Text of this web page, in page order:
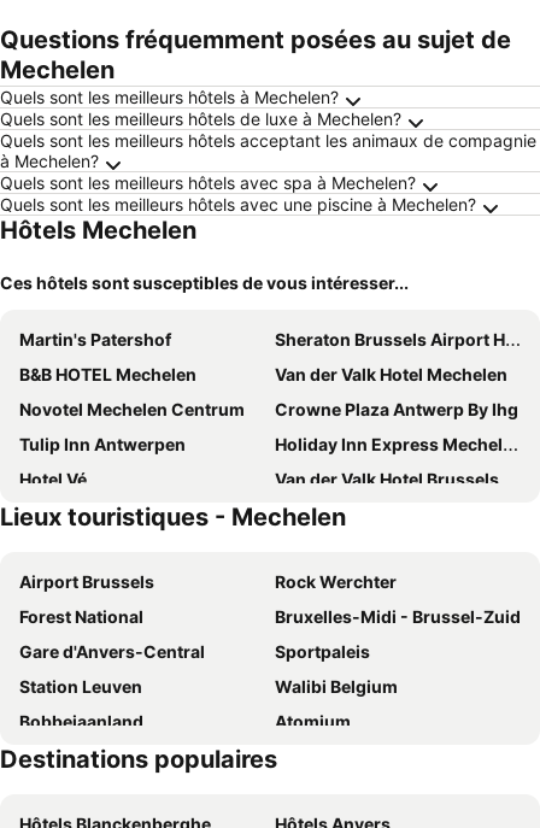
Questions fréquemment posées au sujet de
Mechelen
Quels sont les meilleurs hôtels à Mechelen?
Quels sont les meilleurs hôtels de luxe à Mechelen?
Quels sont les meilleurs hôtels acceptant les animaux de compagnie
à Mechelen?
Quels sont les meilleurs hôtels avec spa à Mechelen?
Quels sont les meilleurs hôtels avec une piscine à Mechelen?
Hôtels Mechelen
Ces hôtels sont susceptibles de vous intéresser...
Martin's Patershof
Sheraton Brussels Airport Hotel
B&B HOTEL Mechelen
Van der Valk Hotel Mechelen
Novotel Mechelen Centrum
Crowne Plaza Antwerp By Ihg
Tulip Inn Antwerpen
Holiday Inn Express Mechelen City Centre By Ihg
Hotel Vé
Van der Valk Hotel Brussels Airport
Hotel Elisabeth
Campanile Hotel Brussel / Bruxelles - Vilvoorde
NH Brussels Airport
NH Mechelen
Axis Hotel
Novotel Brussels Airport
ibis budget Brussels Airport
Mercure Antwerp City South
Pentahotel Brussels Airport
Hilton Garden Inn Brussels Airport
Greet Brussels Airport Zaventem
B&B HOTEL Brussels Airport
Holiday Inn Express Brussels - Airport by IHG
3 Paardekens - City Centre Hotel
Lieux touristiques - Mechelen
Airport Brussels
Rock Werchter
Forest National
Bruxelles-Midi - Brussel-Zuid
Gare d'Anvers-Central
Sportpaleis
Station Leuven
Walibi Belgium
Bobbejaanland
Atomium
Grand' Place
Brussels Expo
Destinations populaires
Hôtels Blanckenberghe
Hôtels Anvers